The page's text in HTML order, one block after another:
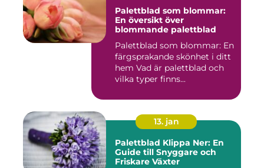
Palettblad som blommar:
En översikt över
blommande palettblad
Palettblad som blommar: En
färgsprakande skönhet i ditt
hem Vad är palettblad och
vilka typer finns...
13. jan
Palettblad Klippa Ner: En
Guide till Snyggare och
Friskare Växter